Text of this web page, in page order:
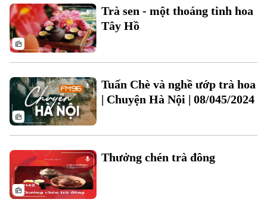
Liên hệ đường dây nóng (bấm để gọi)
Tòa soạn
0865.116.699 (hotline)
Trà sen - một thoáng tinh hoa
Tây Hồ
Tuấn Chè và nghề ướp trà hoa
| Chuyện Hà Nội | 08/045/2024
Thưởng chén trà đông